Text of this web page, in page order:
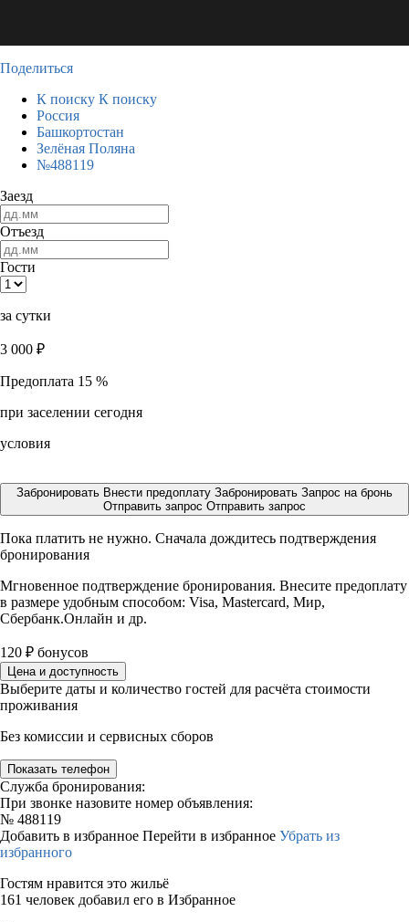
Поделиться
К поиску К поиску
Россия
Башкортостан
Зелёная Поляна
№488119
Заезд
Отъезд
Гости
за сутки
3 000 ₽
Предоплата 15 %
при заселении сегодня
условия
Забронировать Внести предоплату Забронировать Запрос на бронь
Отправить запрос Отправить запрос
Пока платить не нужно. Сначала дождитесь подтверждения
бронирования
Мгновенное подтверждение бронирования. Внесите предоплату
в размере удобным способом: Visa, Mastercard, Мир,
Сбербанк.Онлайн и др.
120 ₽ бонусов
Цена и доступность
Выберите даты и количество гостей для расчёта стоимости
проживания
Без комиссии и сервисных сборов
Показать телефон
Служба бронирования:
При звонке назовите номер объявления:
№ 488119
Добавить в избранное Перейти в избранное Убрать из
избранного
Гостям нравится это жильё
161 человек добавил его в Избранное